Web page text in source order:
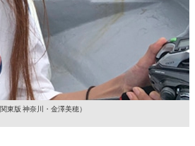
東版 神奈川・金澤美穂）